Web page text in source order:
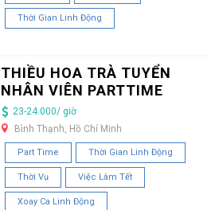
Thời Gian Linh Động
THIỀU HOA TRÀ TUYỂN
NHÂN VIÊN PARTTIME
23-24.000/ giờ
Bình Thạnh, Hồ Chí Minh
Part Time Thời Gian Linh Động
Thời Vụ Việc Làm Tết
Xoay Ca Linh Động